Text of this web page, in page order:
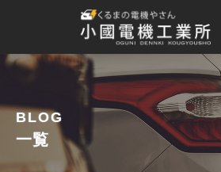
BLOG
一覧